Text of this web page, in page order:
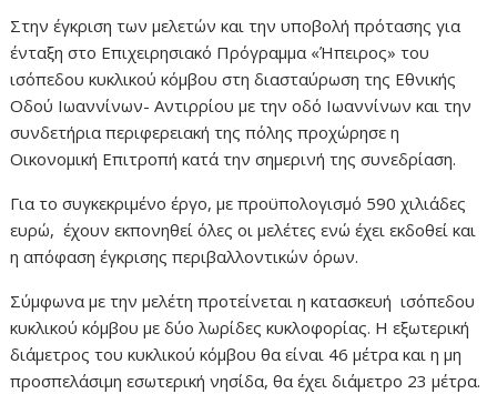
Στην έγκριση των μελετών και την υποβολή πρότασης για
ένταξη στο Επιχειρησιακό Πρόγραμμα «Ήπειρος» του
ισόπεδου κυκλικού κόμβου στη διασταύρωση της Εθνικής
Οδού Ιωαννίνων- Αντιρρίου με την οδό Ιωαννίνων και την
συνδετήρια περιφερειακή της πόλης προχώρησε η
Οικονομική Επιτροπή κατά την σημερινή της συνεδρίαση.
Για το συγκεκριμένο έργο, με προϋπολογισμό 590 χιλιάδες
ευρώ, έχουν εκπονηθεί όλες οι μελέτες ενώ έχει εκδοθεί και
η απόφαση έγκρισης περιβαλλοντικών όρων.
Σύμφωνα με την μελέτη προτείνεται η κατασκευή ισόπεδου
κυκλικού κόμβου με δύο λωρίδες κυκλοφορίας. Η εξωτερική
διάμετρος του κυκλικού κόμβου θα είναι 46 μέτρα και η μη
προσπελάσιμη εσωτερική νησίδα, θα έχει διάμετρο 23 μέτρα.